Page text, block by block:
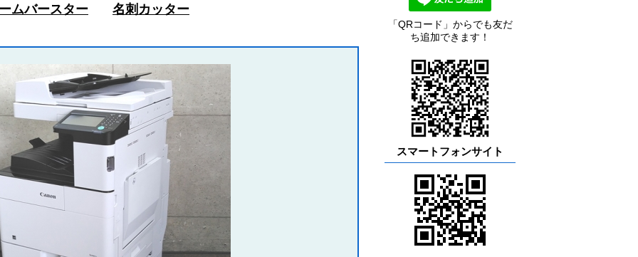
ムバースター
名刺カッター
「QRコード」からでも友だ
ち追加できます！
スマートフォンサイト